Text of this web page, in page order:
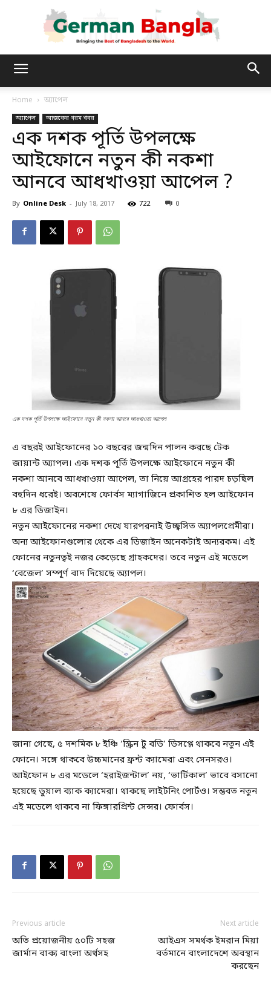
Bangla
Home অ্যাপেল
অ্যাপেল আজকের গরম খবর
এক দশক পূর্তি উপলক্ষে
আইফোনে নতুন কী নকশা
আনবে আধখাওয়া আপেল ?
By Online Desk - July 18, 2017 722 0
এক দশক পূর্তি উপলক্ষে আইফোনে নতুন কী নকশা আনবে আধখাওয়া আপেল
এ বছরই আইফোনের ১০ বছরের জন্মদিন পালন করছে টেক
জায়ান্ট অ্যাপল। এক দশক পূর্তি উপলক্ষে আইফোনে নতুন কী
নকশা আনবে আধখাওয়া আপেল, তা নিয়ে আগ্রহের পারদ চড়ছিল
বহুদিন ধরেই। অবশেষে ফোর্বস ম্যাগাজিনে প্রকাশিত হল আইফোন
৮ এর ডিজাইন।
নতুন আইফোনের নকশা দেখে যারপরনাই উচ্ছ্বসিত অ্যাপলপ্রেমীরা।
অন্য আইফোনগুলোর থেকে এর ডিজাইন অনেকটাই অন্যরকম। এই
ফোনের নতুনত্বই নজর কেড়েছে গ্রাহকদের। তবে নতুন এই মডেলে
‘বেজেল’ সম্পূর্ণ বাদ দিয়েছে অ্যাপল।
জানা গেছে, ৫ দশমিক ৮ ইঞ্চি ‘স্ক্রিন টু বডি’ ডিসপ্লে থাকবে নতুন এই
ফোনে। সঙ্গে থাকবে উচ্চমানের ফ্রন্ট ক্যামেরা এবং সেনসরও।
আইফোন ৮ এর মডেলে ‘হরাইজন্টাল’ নয়, ‘ভার্টিকাল’ ভাবে বসানো
হয়েছে ডুয়াল ব্যাক ক্যামেরা। থাকছে লাইটনিং পোর্টও। সম্ভবত নতুন
এই মডেলে থাকবে না ফিঙ্গারপ্রিন্ট সেন্সর। ফোর্বস।
Previous article
অতি প্রয়োজনীয় ৫০টি সহজ
জার্মান বাক্য বাংলা অর্থসহ
Next article
আইএস সমর্থক ইমরান মিয়া
বর্তমানে বাংলাদেশে অবস্থান
করছেন